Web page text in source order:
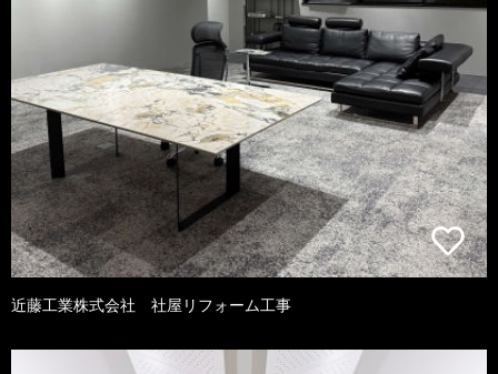
近藤工業株式会社 社屋リフォーム工事